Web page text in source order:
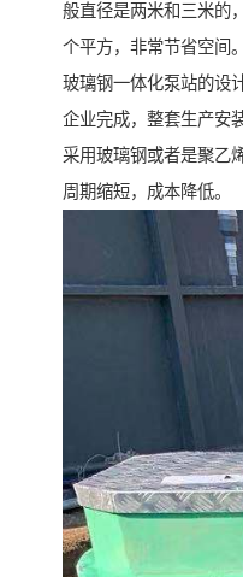
般直径是两米和三米的
个平方，非常节省空间。
玻璃钢一体化泵站的设
企业完成，整套生产安
采用玻璃钢或者是聚乙
周期缩短，成本降低。